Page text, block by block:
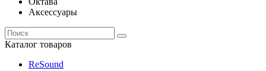
Аксессуары
Каталог товаров
ReSound